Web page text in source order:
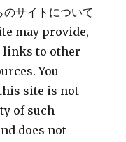
サイトについて
may provide,
links to other
You
site is not
of such
does not